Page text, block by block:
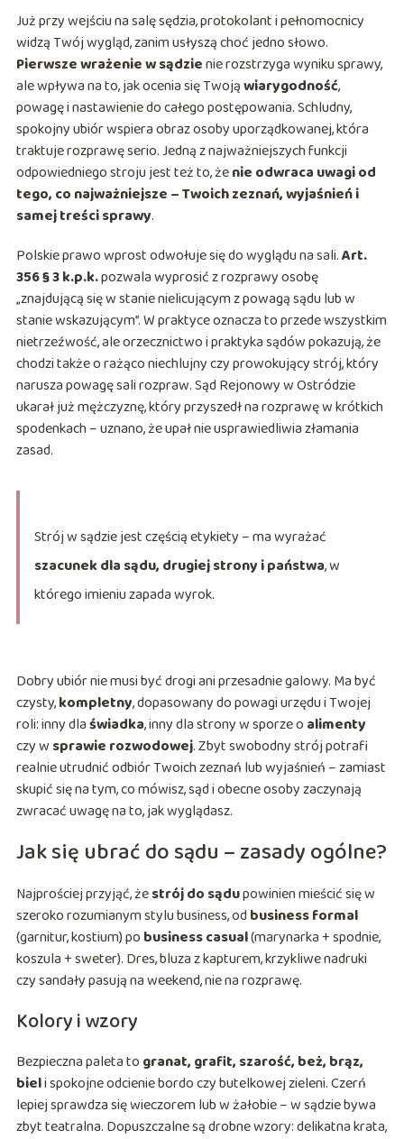
Już przy wejściu na salę sędzia, protokolant i pełnomocnicy
widzą Twój wygląd, zanim usłyszą choć jedno słowo.
Pierwsze wrażenie w sądzienie rozstrzyga wyniku sprawy,
ale wpływa na to, jak ocenia się Twojąwiarygodność,
powagę i nastawienie do całego postępowania. Schludny,
spokojny ubiór wspiera obraz osoby uporządkowanej, która
traktuje rozprawę serio. Jedną z najważniejszych funkcji
odpowiedniego stroju jest też to, żenie odwraca uwagi od
tego, co najważniejsze – Twoich zeznań, wyjaśnień i
samej treści sprawy.
Polskie prawo wprost odwołuje się do wyglądu na sali.Art.
356 § 3 k.p.k.pozwala wyprosić z rozprawy osobę
„znajdującą się w stanie nielicującym z powagą sądu lub w
stanie wskazującym”. W praktyce oznacza to przede wszystkim
nietrzeźwość, ale orzecznictwo i praktyka sądów pokazują, że
chodzi także o rażąco niechlujny czy prowokujący strój, który
narusza powagę sali rozpraw. Sąd Rejonowy w Ostródzie
ukarał już mężczyznę, który przyszedł na rozprawę w krótkich
spodenkach – uznano, że upał nie usprawiedliwia złamania
zasad.
Strój w sądzie jest częścią etykiety – ma wyrażać
szacunek dla sądu, drugiej strony i państwa, w
którego imieniu zapada wyrok.
Dobry ubiór nie musi być drogi ani przesadnie galowy. Ma być
czysty,kompletny, dopasowany do powagi urzędu i Twojej
roli: inny dlaświadka, inny dla strony w sporze o alimenty
czy w sprawie rozwodowej. Zbyt swobodny strój potrafi
realnie utrudnić odbiór Twoich zeznań lub wyjaśnień – zamiast
skupić się na tym, co mówisz, sąd i obecne osoby zaczynają
zwracać uwagę na to, jak wyglądasz.
Jak się ubrać do sądu – zasady ogólne?
Najprościej przyjąć, żestrój do sądupowinien mieścić się w
szeroko rozumianym stylu business, od business formal
(garnitur, kostium) po business casual(marynarka + spodnie,
koszula + sweter). Dres, bluza z kapturem, krzykliwe nadruki
czy sandały pasują na weekend, nie na rozprawę.
Kolory i wzory
Bezpieczna paleta to granat, grafit, szarość, beż, brąz,
bieli spokojne odcienie bordo czy butelkowej zieleni. Czerń
lepiej sprawdza się wieczorem lub w żałobie – w sądzie bywa
zbyt teatralna. Dopuszczalne są drobne wzory: delikatna krata,